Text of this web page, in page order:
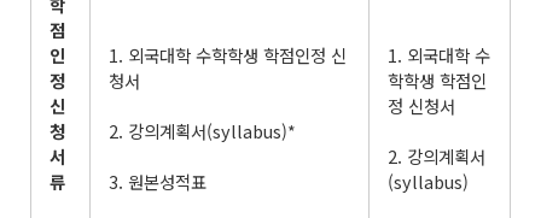
점
인
정
신
청
서
류
1. 외국대학 수학학생 학점인정 신
청서
2. 강의계획서(syllabus)*
3. 원본성적표
1. 외국대학 수
학학생 학점인
정 신청서
2. 강의계획서
(syllabus)